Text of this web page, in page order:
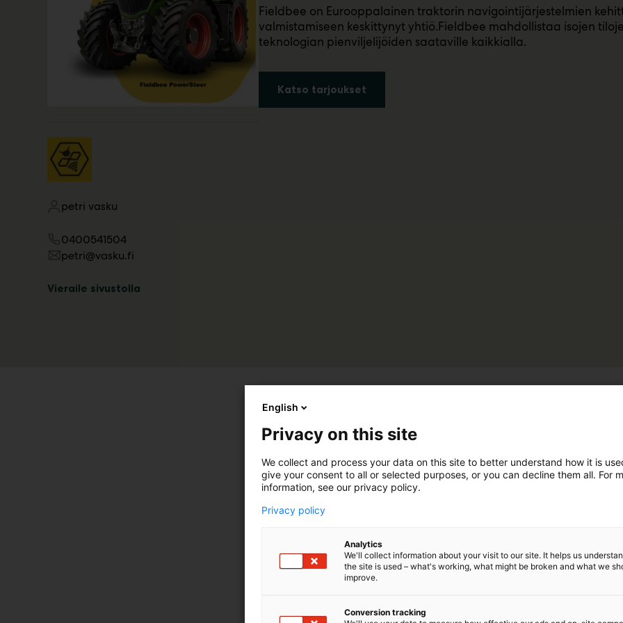
petri vasku
0400541504
petri@vasku.fi
Vieraile sivustolla
m
ä
:
Fieldbee on Eurooppalainen traktorin navigointijärjestelmien
valmistamiseen keskittynyt yhtiö.Fieldbee mahdollistaa isojen
teknologian pienviljelijöiden saataville kaikkialla.
Katso tarjoukset
Tarkkuusviljelyn ammattimaiset ratkaisut
FieldBee tilasi kaikkiin traktoreihin
traktoriin jossa valmius jo teht
FieldBee yhdistää kaikki koneesi. Käytä
peltoja,koneita kaikissa tilan peltotöissä
erikseen. Ota tarkkuus ja helppous osaksi tilan
English
Privacy on this site
We collect and process your data on this site to better understand how it is
give your consent to all or selected purposes, or you can decline them all. For
information, see our privacy policy.
Privacy policy
Analytics
We'll collect information about your visit to our site. It helps us
the site is used – what's working, what might be broken and what we
improve.
Conversion tracking